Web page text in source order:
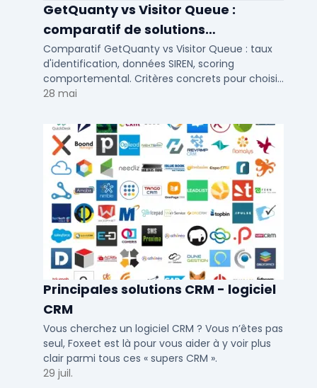
GetQuanty vs Visitor Queue :
comparatif de solutions
d'identification visiteurs B2B
Comparatif GetQuanty vs Visitor Queue : taux
d'identification, données SIREN, scoring
comportemental. Critères concrets pour choisir
votre solution de lead generation B2B en PME et
28 mai
Principales solutions CRM - logiciel
CRM
Vous cherchez un logiciel CRM ? Vous n’êtes pas
seul, Foxeet est là pour vous aider à y voir plus
clair parmi tous ces « supers CRM ».
29 juil.